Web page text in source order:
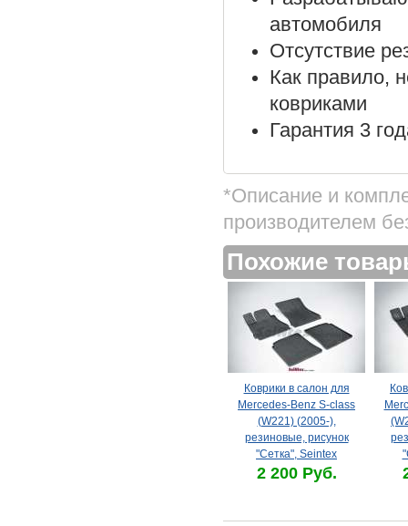
автомобиля
Отсутствие
Как правило,
ковриками
Гарантия 3
*Описание и
производителем
Похожие
Коврики в салон для
Mercedes-Benz S-class
(W221) (2005-),
резиновые, рисунок
"Сетка", Seintex
2 200 Руб.